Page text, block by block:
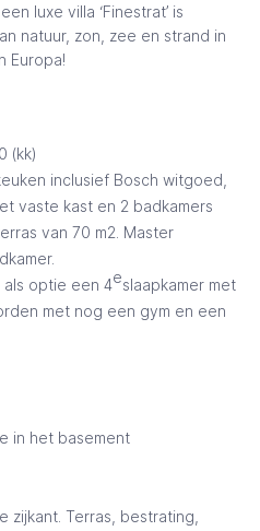
luxe villa ‘Finestrat’ is
natuur, zon, zee en strand in
Europa!
(kk)
inclusief Bosch witgoed,
vaste kast en 2 badkamers
van 70 m2. Master
als optie een 4eslaapkamer met
met nog een gym en een
in het basement
zijkant. Terras, bestrating,